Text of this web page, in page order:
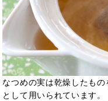
なつめの実は乾燥したも
として用いられています。